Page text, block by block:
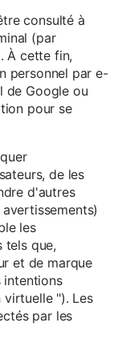
consulté à
(par
À cette fin,
personnel par e-
de Google ou
pour se
de les
d'autres
les
tels que,
et de marque
intentions
"). Les
par les